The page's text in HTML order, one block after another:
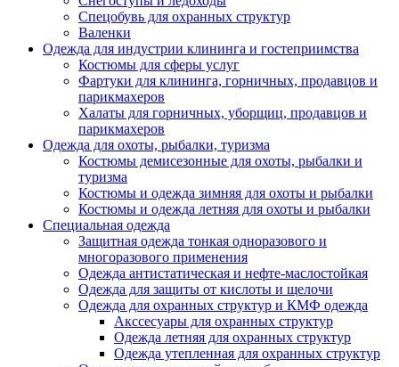
Спецобувь для охранных структур
Валенки
Одежда для индустрии клининга и гостеприимства
Костюмы для сферы услуг
Фартуки для клининга, горничных, продавцов и
парикмахеров
Халаты для горничных, уборщиц, продавцов и
парикмахеров
Одежда для охоты, рыбалки, туризма
Костюмы демисезонные для охоты, рыбалки и
туризма
Костюмы и одежда зимняя для охоты и рыбалки
Костюмы и одежда летняя для охоты и рыбалки
Специальная одежда
Защитная одежда тонкая одноразового и
многоразового применения
Одежда антистатическая и нефте-маслостойкая
Одежда для защиты от кислоты и щелочи
Одежда для охранных структур и КМФ одежда
Акссесуары для охранных структур
Одежда летняя для охранных структур
Одежда утепленная для охранных структур